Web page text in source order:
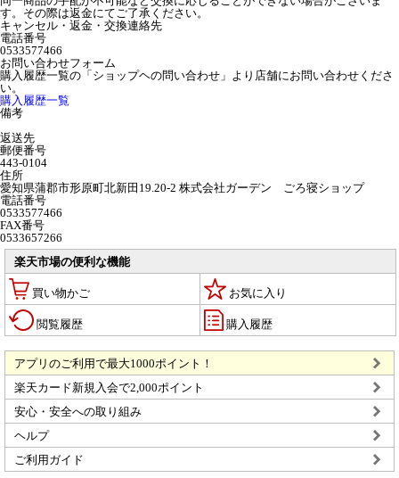
す。その際は返金にてご了承ください。
キャンセル・返金・交換連絡先
電話番号
0533577466
お問い合わせフォーム
購入履歴一覧の「ショップヘの問い合わせ」より店舗にお問い合わせくださ
い。
購入履歴一覧
備考
返送先
郵便番号
443-0104
住所
愛知県蒲郡市形原町北新田19.20-2 株式会社ガーデン ごろ寝ショップ
電話番号
0533577466
FAX番号
0533657266
楽天市場の便利な機能
買い物かご お気に入り
閲覧履歴 購入履歴
アプリのご利用で最大1000ポイント！
楽天カード新規入会で2,000ポイント
安心・安全への取り組み
ヘルプ
ご利用ガイド